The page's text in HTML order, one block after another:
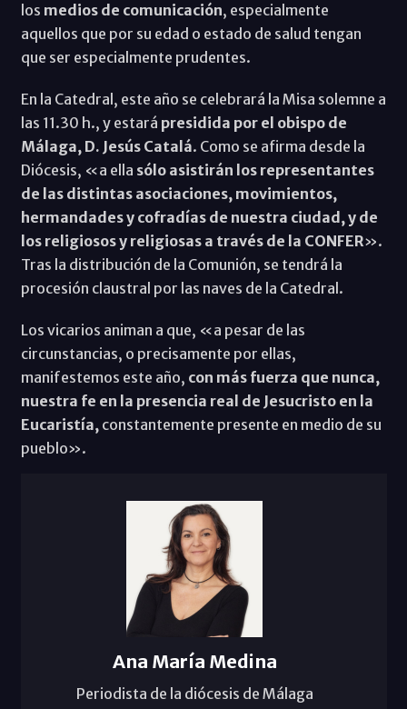
los medios de comunicación, especialmente
aquellos que por su edad o estado de salud tengan
que ser especialmente prudentes.
En la Catedral, este año se celebrará la Misa solemne a
las 11.30 h., y estará presidida por el obispo de
Málaga, D. Jesús Catalá. Como se afirma desde la
Diócesis, «a ella sólo asistirán los representantes
de las distintas asociaciones, movimientos,
hermandades y cofradías de nuestra ciudad, y de
los religiosos y religiosas a través de la CONFER».
Tras la distribución de la Comunión, se tendrá la
procesión claustral por las naves de la Catedral.
Los vicarios animan a que, «a pesar de las
circunstancias, o precisamente por ellas,
manifestemos este año, con más fuerza que nunca,
nuestra fe en la presencia real de Jesucristo en la
Eucaristía,constantemente presente en medio de su
pueblo».
Ana María Medina
Periodista de la diócesis de Málaga